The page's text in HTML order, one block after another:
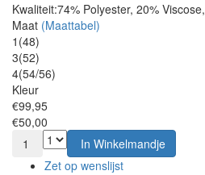
Kwaliteit:74% Polyester, 20%
Maat (Maattabel)
1(48)
3(52)
4(54/56)
Kleur
€99,95
€50,00
1
In Winkelmandje
Zet op wenslijst